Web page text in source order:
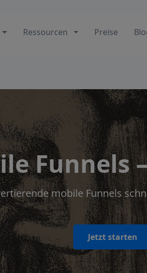
Ressourcen Preise
Funnels
mobile Funnels
Jetzt starten